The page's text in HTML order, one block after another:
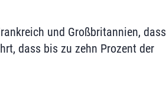
und Großbritannien, dass
dass bis zu zehn Prozent der